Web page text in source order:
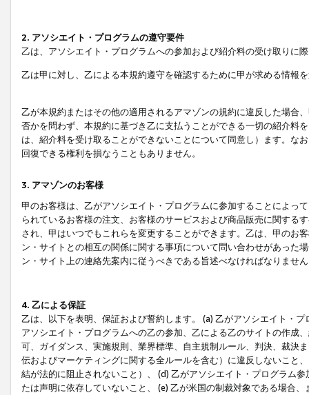
2. アソシエイト・プログラムの遵守要件
乙は、アソシエイト・プログラムへの参加および紹介料の受け取りに
乙は甲に対し、乙による本規約遵守を確認するために甲が求める情報
乙が本規約またはその他の適用されるアマゾンの規約に違反した場合
否かを問わず、本規約に基づき乙に支払うことができる一切の紹介料
は、紹介料を受け取ることができないことについて同意し）ます。な
回復できる権利を損なうこともありません。
3. アマゾンのお客様
甲のお客様は、乙がアソシエイト・プログラムに参加することによっ
られているお客様の注文、お客様のサービスおよび商品販売に関する
され、甲はいつでもこれらを変更することができます。乙は、甲のお
ン・サイトとの相互の関係に関する事項について問い合わせがあった
ン・サイト上の連絡先案内に従うべきである旨述べなければなりませ
4. 乙による保証
乙は、以下を表明、保証および誓約します。 (a) 乙がアソシエイト・
アソシエイト・プログラムへの乙の参加、乙による乙のサイトの作成
可、ガイダンス、実施規則、業界標準、自主規制ルール、判決、裁決
伝およびマーケティングに関する全ルールを含む）に違反しないこと
結が法的に阻止されないこと）、 (d) 乙がアソシエイト・プログラム
たは声明に依存していないこと、 (e) 乙が米国の制裁対象である場合